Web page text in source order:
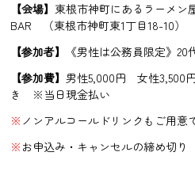
【会場】東根市神町にあるラーメン
BAR （東根市神町東1丁目18-10）
【参加者】
《男性は公務員限定》
【参加費】男性5,000円 女性3,500
き ※当日現金払い
※ ノンアルコールドリンクもご用意
※ お申込み・キャンセルの締め切